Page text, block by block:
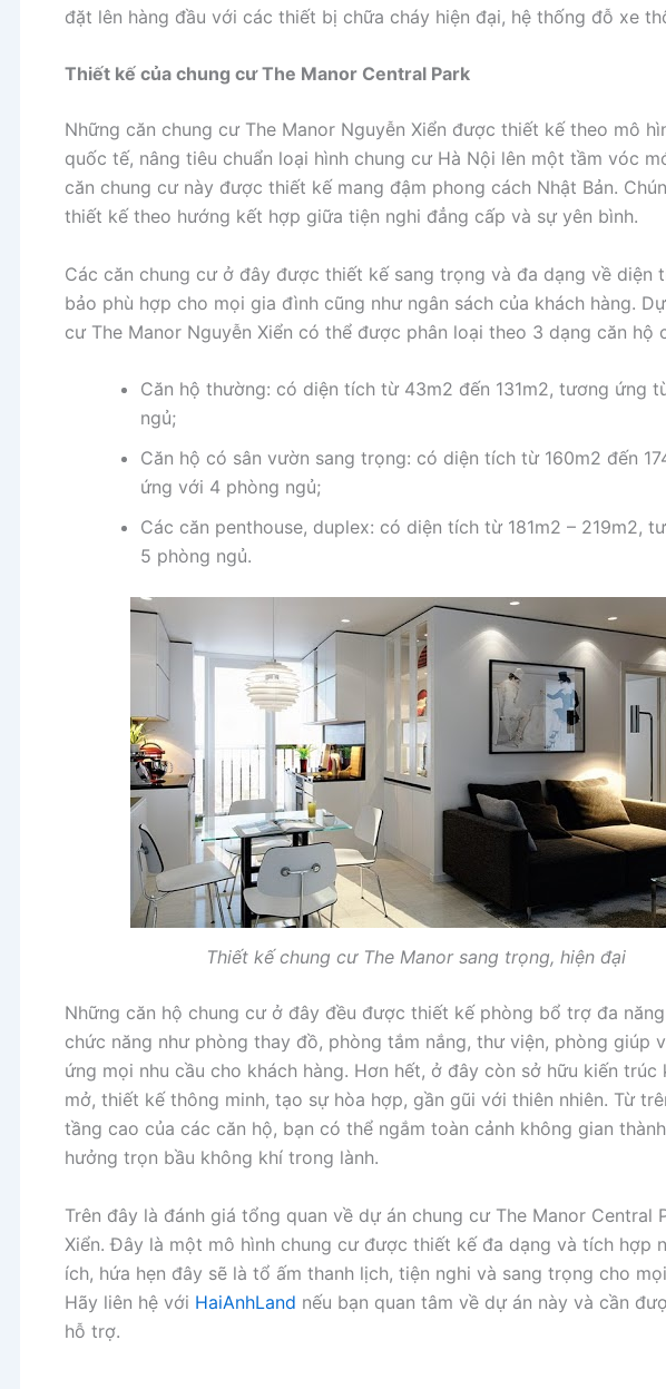
đặt lên hàng đầu với các thiết bị chữa cháy hiện đại, hệ thống đỗ xe
Thiết kế của chung cư The Manor Central Park
Những căn chung cư The Manor Nguyễn Xiển được thiết kế theo mô
quốc tế, nâng tiêu chuẩn loại hình chung cư Hà Nội lên một tầm vóc
căn chung cư này được thiết kế mang đậm phong cách Nhật Bản.
thiết kế theo hướng kết hợp giữa tiện nghi đẳng cấp và sự yên bình.
Các căn chung cư ở đây được thiết kế sang trọng và đa dạng về diện
bảo phù hợp cho mọi gia đình cũng như ngân sách của khách hàng.
cư The Manor Nguyễn Xiển có thể được phân loại theo 3 dạng căn hộ
Căn hộ thường: có diện tích từ 43m2 đến 131m2, tương ứng
ngủ;
Căn hộ có sân vườn sang trọng: có diện tích từ 160m2 đến
ứng với 4 phòng ngủ;
Các căn penthouse, duplex: có diện tích từ 181m2 – 219m2,
5 phòng ngủ.
Thiết kế chung cư The Manor sang trọng, hiện đại
Những căn hộ chung cư ở đây đều được thiết kế phòng bổ trợ đa
chức năng như phòng thay đồ, phòng tắm nắng, thư viện, phòng giúp
ứng mọi nhu cầu cho khách hàng. Hơn hết, ở đây còn sở hữu kiến trúc
mở, thiết kế thông minh, tạo sự hòa hợp, gần gũi với thiên nhiên. Từ
tầng cao của các căn hộ, bạn có thể ngắm toàn cảnh không gian
hưởng trọn bầu không khí trong lành.
Trên đây là đánh giá tổng quan về dự án chung cư The Manor Central
Xiển. Đây là một mô hình chung cư được thiết kế đa dạng và tích hợp
ích, hứa hẹn đây sẽ là tổ ấm thanh lịch, tiện nghi và sang trọng cho
Hãy liên hệ với HaiAnhLand nếu bạn quan tâm về dự án này và cần
hỗ trợ.